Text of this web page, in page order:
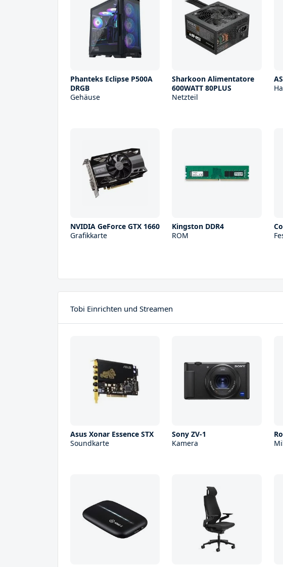
Phanteks Eclipse P500A
DRGB
Gehäuse
Sharkoon Alimentatore
600WATT 80PLUS
Netzteil
NVIDIA GeForce GTX 1660
Grafikkarte
Kingston DDR4
ROM
Tobi Einrichten und Streamen
Asus Xonar Essence STX
Soundkarte
Sony ZV-1
Kamera